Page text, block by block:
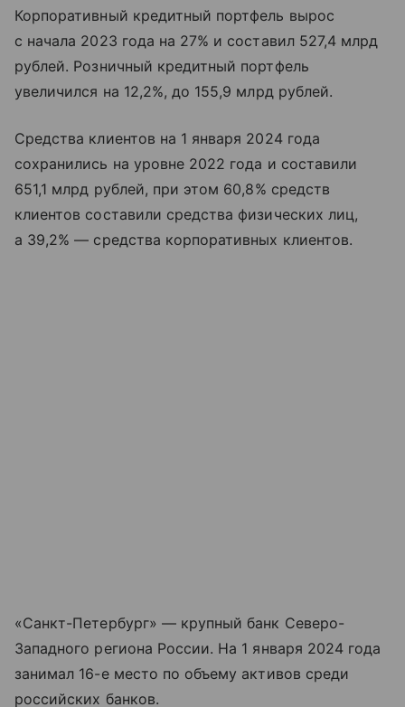
Корпоративный кредитный портфель вырос
с начала 2023 года на 27% и составил 527,4 млрд
рублей. Розничный кредитный портфель
увеличился на 12,2%, до 155,9 млрд рублей.
Средства клиентов на 1 января 2024 года
сохранились на уровне 2022 года и составили
651,1 млрд рублей, при этом 60,8% средств
клиентов составили средства физических лиц,
а 39,2% — средства корпоративных клиентов.
«Санкт-Петербург» — крупный банк Северо-
Западного региона России. На 1 января 2024 года
занимал 16-е место по объему активов среди
российских банков.